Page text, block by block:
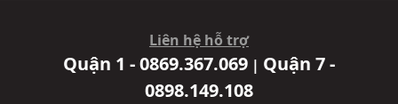
Liên hệ hỗ trợ
Quận 1 - 0869.367.069 | Quận 7 -
0898.149.108